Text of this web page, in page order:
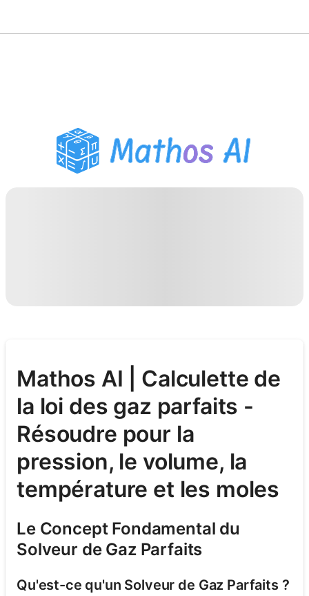
Assistant Devoirs PDF
Outils d'étude
Mathos AI | Calculette de
la loi des gaz parfaits -
Résoudre pour la
pression, le volume, la
température et les moles
Le Concept Fondamental du
Solveur de Gaz Parfaits
Qu'est-ce qu'un Solveur de Gaz Parfaits ?